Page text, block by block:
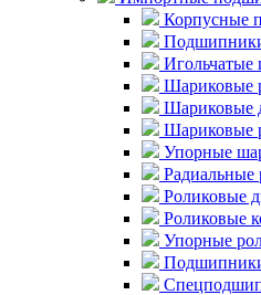
Корпусные
Шариковые
Шариковые
Шариковые
Упорные
Радиальные
Роликовые
Роликовые
Упорные
Подшипники